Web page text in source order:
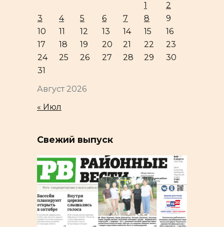
Август 2026
1
2
3
4 5 6 7 8
9
10
11 12 13 14 15
16
17
18 19 20 21 22
23
24
25 26 27 28 29
30
31
« Июл
Свежий выпуск